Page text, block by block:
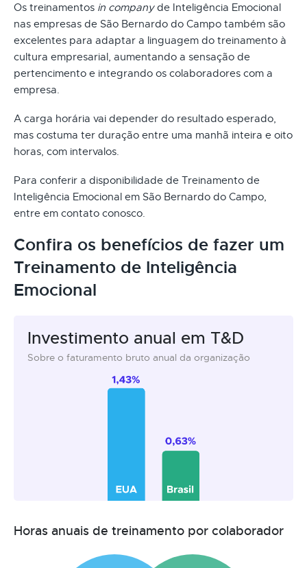
Os treinamentos in companyde Inteligência Emocional
nas empresas de São Bernardo do Campo também são
excelentes para adaptar a linguagem do treinamento à
cultura empresarial, aumentando a sensação de
pertencimento e integrando os colaboradores com a
empresa.
A carga horária vai depender do resultado esperado,
mas costuma ter duração entre uma manhã inteira e oito
horas, com intervalos.
Para conferir a disponibilidade de Treinamento de
Inteligência Emocional em São Bernardo do Campo,
entre em contato conosco.
Confira os benefícios de fazer um
Treinamento de Inteligência
Emocional
Investimento anual em T&D
Sobre o faturamento bruto anual da organização
Horas anuais de treinamento por colaborador